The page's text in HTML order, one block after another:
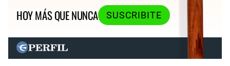
HOY MÁS QUE NUNCA
SUSCRIBITE